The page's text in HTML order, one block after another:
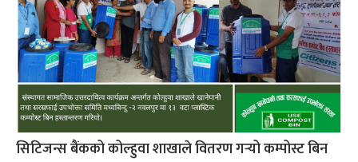
सिटिजन्स बैंकको कोल्हुवा शाखाले वितरण गर्‍यो कम्पोस्ट बिन